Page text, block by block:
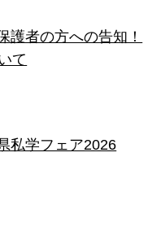
護者の方への告知！
て
私学フェア2026